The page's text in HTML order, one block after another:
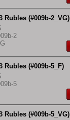
Rubles (#009b-2_VG)
2
Rubles (#009b-5_F)
5
Rubles (#009b-5_VG)